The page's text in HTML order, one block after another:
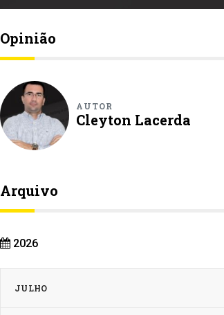
Opinião
AUTOR
Cleyton Lacerda
Arquivo
2026
JULHO